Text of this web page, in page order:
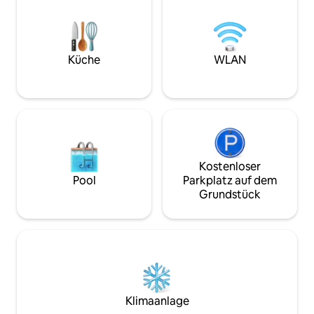
anderes mit
Schlafsesseln. Es
Möglichkeit, den
in ein Bett
Küche WLAN
Pool
Kostenloser
Parkplatz auf dem
Grundstück
Klimaanlage